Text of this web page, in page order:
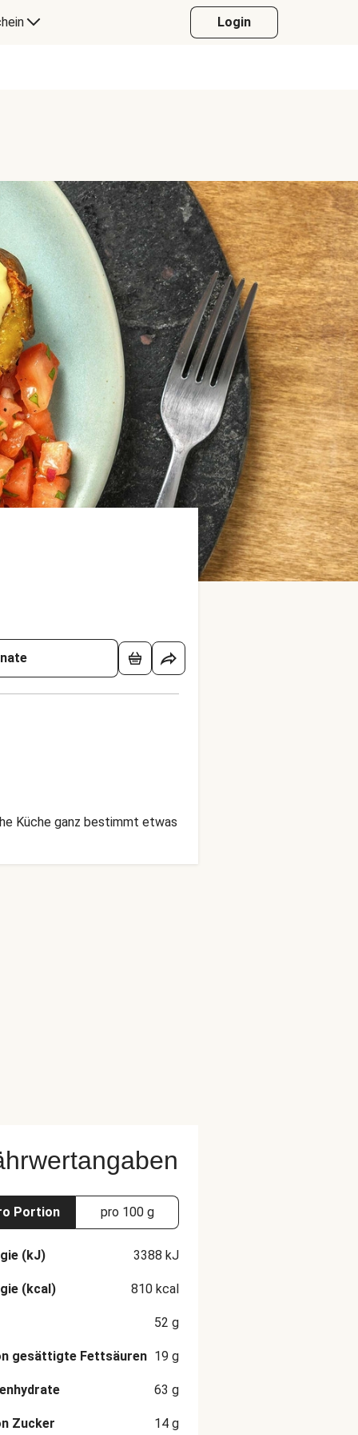
Login
Küche ganz bestimmt etwas
Portion pro 100 g
(kJ) 3388 kJ
(kcal) 810 kcal
52 g
gesättigte Fettsäuren 19 g
63 g
Zucker 14 g